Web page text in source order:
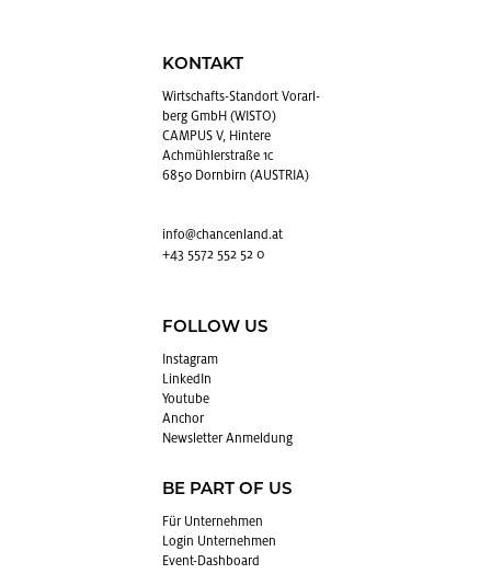
KONTAKT
Wirt­schafts-Stand­ort Vor­arl­
berg GmbH (WISTO)
CAMPUS V, Hintere
Achmühlerstraße 1c
6850 Dornbirn (AUSTRIA)
info@​chancenland.​at
+43 5572 552 52 0
FOLLOW US
In­sta­gram
Lin­kedIn
You­tube
An­chor
News­let­ter An­mel­dung
BE PART OF US
Für Un­ter­neh­men
Login Un­ter­neh­men
Event-Da­sh­board